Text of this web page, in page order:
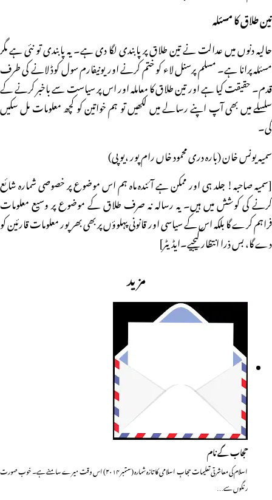
تین طلاق کا مسئلہ
حالیہ دنوں میں عدالت نے تین طلاق پر پابندی لگا دی ہے۔ یہ پابندی تو نئی ہے مگر
مسئلہ پرانا ہے۔ مسلم پرسنل لاء کو ختم کرنے اور یونیفارم سول کوڈ لانے کی طرف
قدم۔ حقیقت کیا ہے اور تین طلاق کا معاملہ اور اس پر سیاست سے باخبر کرنے کے
سلسلے میں بھی آپ اپنے رسالے میں لکھیں تو ہم خواتین کو کچھ معلومات مل سکیں
گی۔
سمیہ یونس خان (بارہ دری محمود خاں رام پور ،یوپی)
[سمیہ صاحبہ! جلد ہی اور ممکن ہے آئندہ ماہ ہم اس موضوع پر خصوصی شمارہ شائع
کرنے کی کوشش میں ہیں۔ یہ رسالہ نہ صرف طلاق کے موضوع پر وسیع معلومات
فراہم کرے گا بلکہ اس کے سیاسی اور قانونی پہلوؤں پر بھی بھرپور معلومات قارئین کو
دے گا، بس ذرا انتظار کیجیے۔ایڈیٹر]
مزید
حجاب کے نام
اسلام کی معاشرتی تعلیمات حجابِ اسلامی کا تازہ شمارہ (ستمبر ۲۰۱۴) اس وقت میرے سامنے ہے۔ خوب صورت
رنگوں سے…